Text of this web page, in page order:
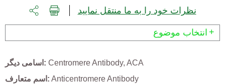
نظرات خود را به ما منتقل نمایید
انتخاب موضوع
اسامی دیگر Centromere Antibody ACA
اسم متعارف
Anticentromere Antibody